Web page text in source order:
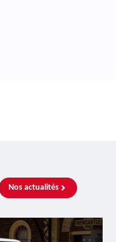
Nos actualités